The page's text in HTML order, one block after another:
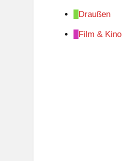
Draußen
Film & Kino